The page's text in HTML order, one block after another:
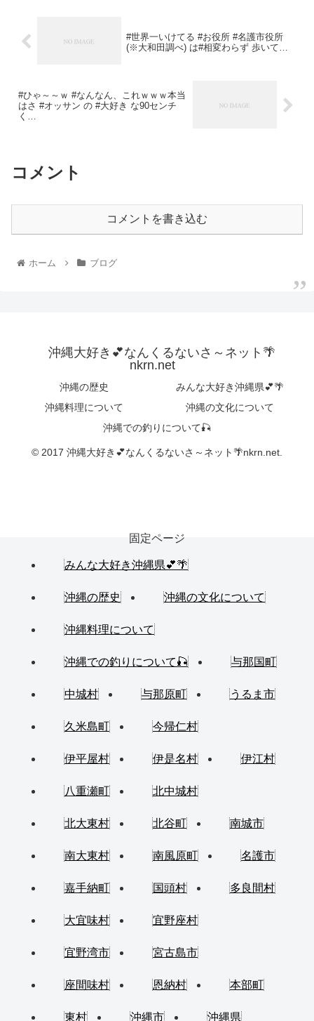
#世界一いけてる #お役所 #名護市役所
(※大和田調べ) は#相変わらず 歩いて…
#ひゃ～～ｗ #なんなん、これｗｗｗ本当
はさ #オッサン の #大好き な90センチ
く…
コメント
コメントを書き込む
ホーム ブログ
沖縄大好き💕なんくるないさ～ネット🌴
nkrn.net
沖縄の歴史
みんな大好き沖縄県💕🌴
沖縄料理について
沖縄の文化について
沖縄での釣りについて🎣
© 2017 沖縄大好き💕なんくるないさ～ネット🌴nkrn.net.
固定ページ
みんな大好き沖縄県💕🌴
沖縄の歴史 沖縄の文化について
沖縄料理について
沖縄での釣りについて🎣 与那国町
中城村 与那原町 うるま市
久米島町 今帰仁村
伊平屋村 伊是名村 伊江村
八重瀬町 北中城村
北大東村 北谷町 南城市
南大東村 南風原町 名護市
嘉手納町 国頭村 多良間村
大宜味村 宜野座村
宜野湾市 宮古島市
座間味村 恩納村 本部町
東村 沖縄市 沖縄県